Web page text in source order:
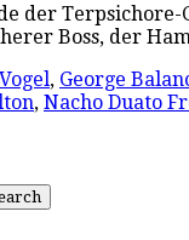
der
Boss, der
, George
, Nacho Duato